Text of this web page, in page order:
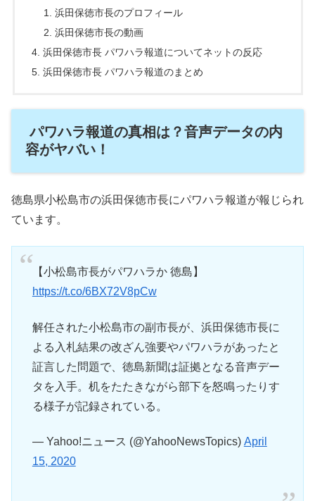
浜田保徳市長のプロフィール
浜田保徳市長の動画
浜田保徳市長 パワハラ報道についてネットの反応
浜田保徳市長 パワハラ報道のまとめ
パワハラ報道の真相は？音声データの内
容がヤバい！
徳島県小松島市の浜田保徳市長にパワハラ報道が報じられ
ています。
【小松島市長がパワハラか 徳島】
https://t.co/6BX72V8pCw
解任された小松島市の副市長が、浜田保徳市長に
よる入札結果の改ざん強要やパワハラがあったと
証言した問題で、徳島新聞は証拠となる音声デー
タを入手。机をたたきながら部下を怒鳴ったりす
る様子が記録されている。
— Yahoo!ニュース (@YahooNewsTopics) April
15, 2020